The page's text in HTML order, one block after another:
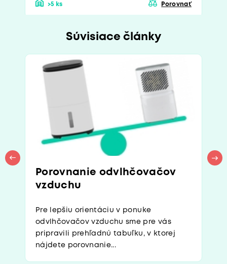
>5 ks Porovnať
Súvisiace články
Porovnanie odvlhčovačov
vzduchu
Pre lepšiu orientáciu v ponuke
odvlhčovačov vzduchu sme pre vás
pripravili prehľadnú tabuľku, v ktorej
nájdete porovnanie...